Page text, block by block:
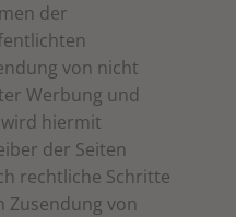
der
von nicht
Werbung und
hiermit
der Seiten
rechtliche Schritte
Zusendung von